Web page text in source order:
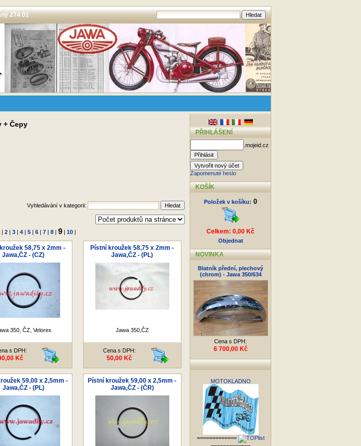
274 01
+ Čepy
Vyhledávání v kategorii:
| 2| 3| 4| 5| 6| 7| 8| 9| 10|
58,75 x 2mm -
Jawa,ČZ - (CZ)
350, ČZ, Velorex
s DPH:
Kč
Pístní kroužek 58,75 x 2mm -
Jawa,ČZ - (PL)
Jawa 350,ČZ
Cena s DPH:
50,00 Kč
59,00 x 2,5mm -
Jawa,ČZ - (PL)
Pístní kroužek 59,00 x 2,5mm -
Jawa,ČZ - (ČR)
PŘIHLÁŠENÍ
.mojeid.cz
Zapomenuté heslo
KOŠÍK
Položek v košíku: 0
Celkem: 0,00 Kč
Objednat
NOVINKA
Blatník přední, plechový
(chrom) - Jawa 350/634
Cena s DPH:
6 700,00 Kč
MOTOKLADNO
=============